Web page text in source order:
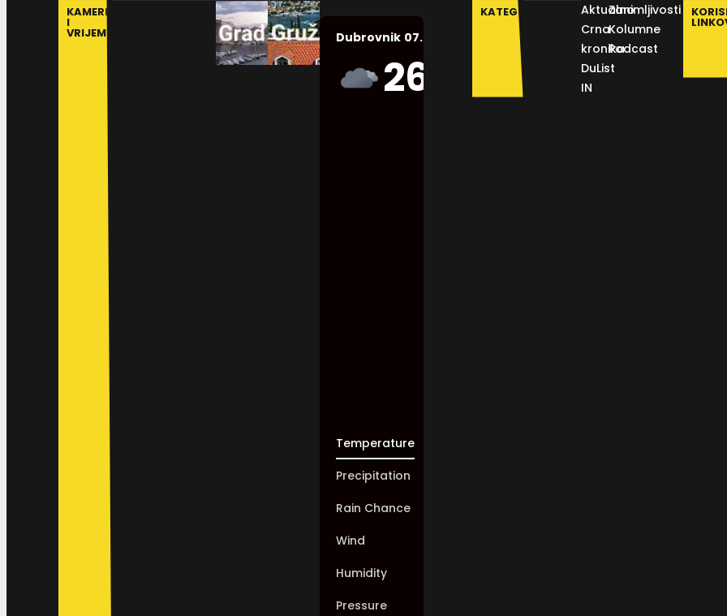
KAMERE
I
VRIJEME Dubrovnik 07.08.2026.
26
Humidity:
Temperature
Precipitation
Rain Chance
Wind
Humidity
Pressure
KATEGORIJE
Aktualno
Crna
kronika
DuList
IN
Zanimljivosti
Kolumne
Podcast